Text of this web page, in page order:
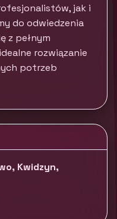
jak i
do odwiedzenia
z pełnym
rozwiązanie
potrzeb
Kwidzyn,